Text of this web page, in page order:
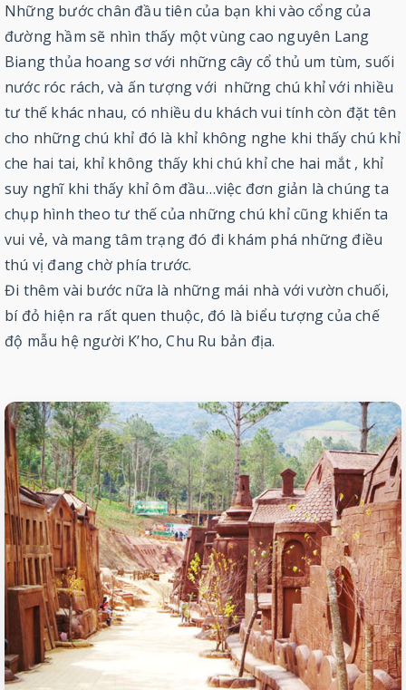
Những bước chân đầu tiên của bạn khi vào cổng của
đường hầm sẽ nhìn thấy một vùng cao nguyên Lang
Biang thủa hoang sơ với những cây cổ thủ um tùm, suối
nước róc rách, và ấn tượng với những chú khỉ với nhiều
tư thế khác nhau, có nhiều du khách vui tính còn đặt tên
cho những chú khỉ đó là khỉ không nghe khi thấy chú khỉ
che hai tai, khỉ không thấy khi chú khỉ che hai mắt , khỉ
suy nghĩ khi thấy khỉ ôm đầu…việc đơn giản là chúng ta
chụp hình theo tư thế của những chú khỉ cũng khiến ta
vui vẻ, và mang tâm trạng đó đi khám phá những điều
thú vị đang chờ phía trước.
Đi thêm vài bước nữa là những mái nhà với vườn chuối,
bí đỏ hiện ra rất quen thuộc, đó là biểu tượng của chế
độ mẫu hệ người K’ho, Chu Ru bản địa.